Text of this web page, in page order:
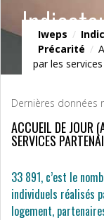
Iweps /
Précarité /
par les
Dernières données
ACCUEIL DE JOUR
SERVICES
33 891, c’est le
individuels réalisés
logement,